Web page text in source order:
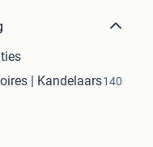
| Kandelaars140